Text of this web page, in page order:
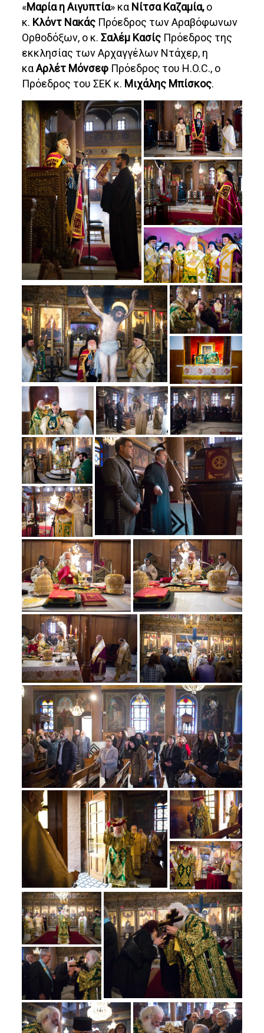
«Μαρία η Αιγυπτία» καΝίτσα Καζαμία,ο
κ. Κλόντ Νακάς Πρόεδρος των Αραβόφωνων
Ορθοδόξων, ο κ.Σαλέμ Κασίς Πρόεδρος της
εκκλησίας των Αρχαγγέλων Ντάχερ, η
καΑρλέτ Μόνσεφ Πρόεδρος του H.O.C., ο
Πρόεδρος του ΣΕΚ κ. Μιχάλης Μπίσκος.